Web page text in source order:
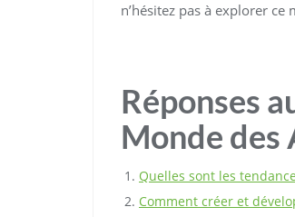
n’hésitez pas à explorer
Réponses
Monde des
Quelles sont les
Comment créer et